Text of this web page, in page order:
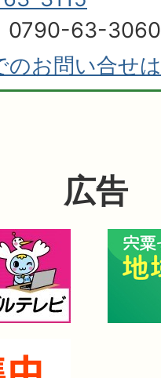
0790-63-3060
のお問い合せ
広告